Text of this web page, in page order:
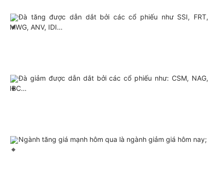
Đà tăng được dẫn dắt bởi các cổ phiếu như SSI, FRT,
MWG, ANV, IDI…
Đà giảm được dẫn dắt bởi các cổ phiếu như: CSM, NAG,
IBC…
Ngành tăng giá mạnh hôm qua là ngành giảm giá hôm nay;